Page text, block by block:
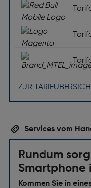
Unterstützte
Software
Installiertes
Sensoren
Gewicht [g]: 227
Bildschirm
ZUR TARIFÜBERSICHT
Services vom
Rundum
Smartphone
Kommen Sie in